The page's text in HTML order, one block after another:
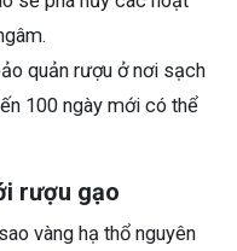
quản rượu ở nơi sạch
100 ngày mới có thể
rượu gạo
vàng hạ thổ nguyên